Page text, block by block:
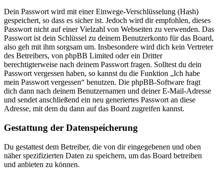
Dein Passwort wird mit einer Einwege-Verschlüsselung (Hash)
gespeichert, so dass es sicher ist. Jedoch wird dir empfohlen, dieses
Passwort nicht auf einer Vielzahl von Webseiten zu verwenden. Das
Passwort ist dein Schlüssel zu deinem Benutzerkonto für das Board,
also geh mit ihm sorgsam um. Insbesondere wird dich kein Vertreter
des Betreibers, von phpBB Limited oder ein Dritter
berechtigterweise nach deinem Passwort fragen. Solltest du dein
Passwort vergessen haben, so kannst du die Funktion „Ich habe
mein Passwort vergessen“ benutzen. Die phpBB-Software fragt
dich dann nach deinem Benutzernamen und deiner E-Mail-Adresse
und sendet anschließend ein neu generiertes Passwort an diese
Adresse, mit dem du dann auf das Board zugreifen kannst.
Gestattung der Datenspeicherung
Du gestattest dem Betreiber, die von dir eingegebenen und oben
näher spezifizierten Daten zu speichern, um das Board betreiben
und anbieten zu können.